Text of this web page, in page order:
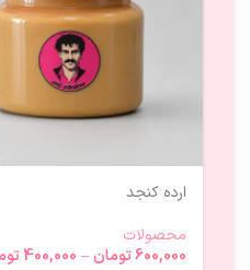
ارده کنجد
محصولات
600,000تومان–
400,000